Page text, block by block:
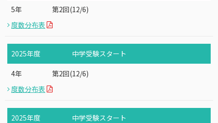
5年
第2回(12/6)
度数分布表
2025年度 中学受験スタート
4年
第2回(12/6)
度数分布表
2025年度 中学受験スタート